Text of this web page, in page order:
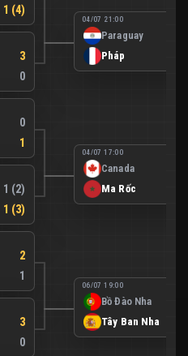
1 (4)
3
0
0
1
1 (2)
1 (3)
2
1
3
0
04/07 21:00
Paraguay
Pháp
04/07 17:00
Canada
Ma Rốc
06/07 19:00
Bồ Đào Nha
Tây Ban Nha